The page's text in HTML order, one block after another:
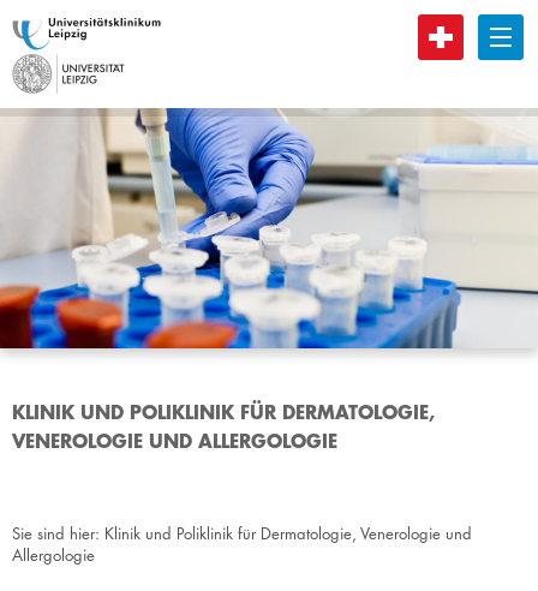
B
KLINIK UND POLIKLINIK FÜR DERMATOLOGIE,
VENEROLOGIE UND ALLERGOLOGIE
Sie sind hier: Klinik und Poliklinik für Dermatologie, Venerologie und
Allergologie